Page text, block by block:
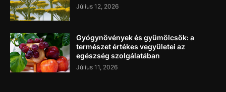
Július 12, 2026
Gyógynövények és gyümölcsök: a
természet értékes vegyületei az
egészség szolgálatában
Július 11, 2026